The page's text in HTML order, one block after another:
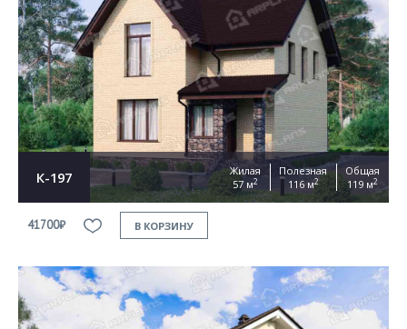
К-197
Жилая
57 м2
Полезная
116 м2
Общая
119 м2
41700₽ В КОРЗИНУ